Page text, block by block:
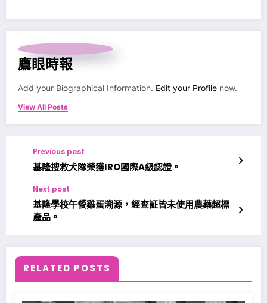
鷹眼時報
Add your Biographical Information. Edit your Profile now.
View All Posts
Previous post
基隆搜救犬隊榮獲IRO國際A級認證。
Next post
基隆學校午餐雞蛋溯源，經查証皆未使用農藥超標
產品。
RELATED POSTS